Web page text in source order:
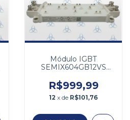
Módulo IGBT
SEMIX604GB12VS
R$999,99
12 x de R$101,76